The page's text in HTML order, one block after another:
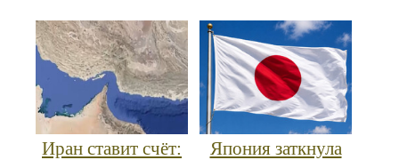
Иран ставит счёт:
Япония заткнула